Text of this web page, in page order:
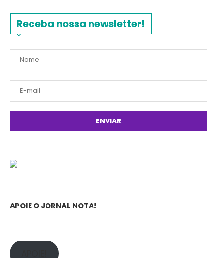
Receba nossa newsletter!
APOIE O JORNAL NOTA!